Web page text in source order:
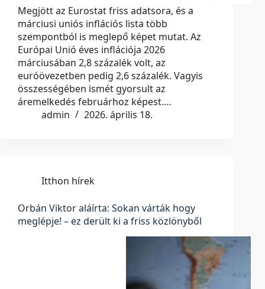
Megjött az Eurostat friss adatsora, és a
márciusi uniós inflációs lista több
szempontból is meglepő képet mutat. Az
Európai Unió éves inflációja 2026
márciusában 2,8 százalék volt, az
euróövezetben pedig 2,6 százalék. Vagyis
összességében ismét gyorsult az
áremelkedés februárhoz képest.…
admin
2026. április 18.
Itthon hírek
Orbán Viktor aláírta: Sokan várták hogy
meglépje! – ez derült ki a friss közlönyből